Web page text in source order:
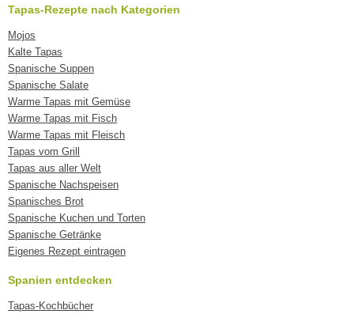
Tapas-Rezepte nach Kategorien
Mojos
Kalte Tapas
Spanische Suppen
Spanische Salate
Warme Tapas mit Gemüse
Warme Tapas mit Fisch
Warme Tapas mit Fleisch
Tapas vom Grill
Tapas aus aller Welt
Spanische Nachspeisen
Spanisches Brot
Spanische Kuchen und Torten
Spanische Getränke
Eigenes Rezept eintragen
Spanien entdecken
Tapas-Kochbücher